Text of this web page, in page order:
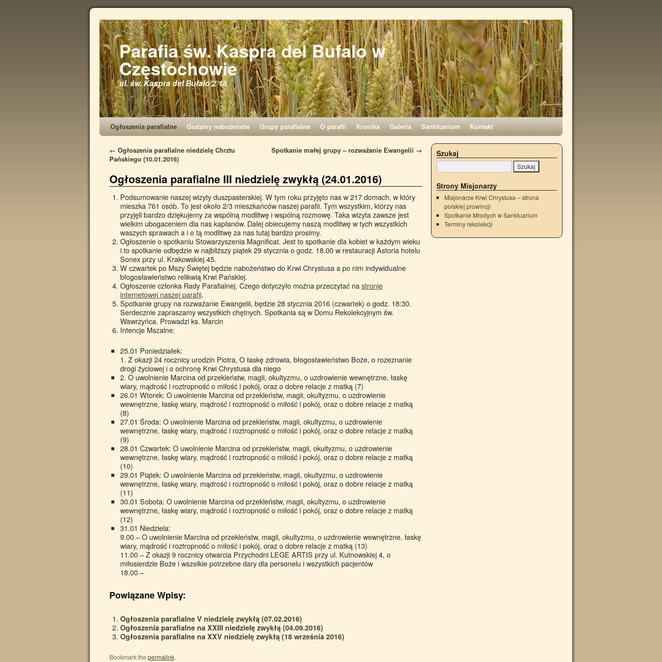
Parafia św. Kaspra del Bufalo w
Częstochowie
ul. św. Kaspra del Bufalo 2/18
Ogłoszenia parafialne Godziny nabożeństw Grupy parafialne O parafii Kronika Galeria Sanktuarium Kontakt
← Ogłoszenia parafialne niedzielę Chrztu
Pańskiego (10.01.2016)
Spotkanie małej grupy – rozważanie Ewangelii →
Ogłoszenia parafialne III niedzielę zwykłą (24.01.2016)
Podsumowanie naszej wizyty duszpasterskiej. W tym roku przyjęto nas w 217 domach, w który
mieszka 761 osób. To jest około 2/3 mieszkańców naszej parafii. Tym wszystkim, którzy nas
przyjęli bardzo dziękujemy za wspólną modlitwę i wspólną rozmowę. Taka wizyta zawsze jest
wielkim ubogaceniem dla nas kapłanów. Dalej obiecujemy naszą modlitwę w tych wszystkich
waszych sprawach a i o tą modlitwę za nas tutaj bardzo prosimy.
Ogłoszenie o spotkaniu Stowarzyszenia Magnificat. Jest to spotkanie dla kobiet w każdym wieku
i to spotkanie odbędzie w najbliższy piątek 29 stycznia o godz. 18.00 w restauracji Astoria hotelu
Sonex przy ul. Krakowskiej 45.
W czwartek po Mszy Świętej będzie nabożeństwo do Krwi Chrystusa a po nim indywidualne
błogosławieństwo relikwią Krwi Pańskiej.
Ogłoszenie członka Rady Parafialnej. Czego dotyczyło można przeczytać na stronie
internetowej naszej parafii.
Spotkanie grupy na rozważanie Ewangelii, będzie 28 stycznia 2016 (czwartek) o godz. 18:30.
Serdecznie zapraszamy wszystkich chętnych. Spotkania są w Domu Rekolekcyjnym św.
Wawrzyńca. Prowadzi ks. Marcin
Intencje Mszalne:
25.01 Poniedziałek:
1. Z okazji 24 rocznicy urodzin Piotra, O łaskę zdrowia, błogosławieństwo Boże, o rozeznanie
drogi życiowej i o ochronę Krwi Chrystusa dla niego
2. O uwolnienie Marcina od przekleństw, magii, okultyzmu, o uzdrowienie wewnętrzne, łaskę
wiary, mądrość i roztropność o miłość i pokój, oraz o dobre relacje z matką (7)
26.01 Wtorek: O uwolnienie Marcina od przekleństw, magii, okultyzmu, o uzdrowienie
wewnętrzne, łaskę wiary, mądrość i roztropność o miłość i pokój, oraz o dobre relacje z matką
(8)
27.01 Środa: O uwolnienie Marcina od przekleństw, magii, okultyzmu, o uzdrowienie
wewnętrzne, łaskę wiary, mądrość i roztropność o miłość i pokój, oraz o dobre relacje z matką
(9)
28.01 Czwartek: O uwolnienie Marcina od przekleństw, magii, okultyzmu, o uzdrowienie
wewnętrzne, łaskę wiary, mądrość i roztropność o miłość i pokój, oraz o dobre relacje z matką
(10)
29.01 Piątek: O uwolnienie Marcina od przekleństw, magii, okultyzmu, o uzdrowienie
wewnętrzne, łaskę wiary, mądrość i roztropność o miłość i pokój, oraz o dobre relacje z matką
(11)
30.01 Sobota: O uwolnienie Marcina od przekleństw, magii, okultyzmu, o uzdrowienie
wewnętrzne, łaskę wiary, mądrość i roztropność o miłość i pokój, oraz o dobre relacje z matką
(12)
31.01 Niedziela:
9.00 – O uwolnienie Marcina od przekleństw, magii, okultyzmu, o uzdrowienie wewnętrzne, łaskę
wiary, mądrość i roztropność o miłość i pokój, oraz o dobre relacje z matką (13)
11.00 – Z okazji 9 rocznicy otwarcia Przychodni LEGE ARTIS przy ul. Kutnowskiej 4, o
miłosierdzie Boże i wszelkie potrzebne dary dla personelu i wszystkich pacjentów
18.00 –
Powiązane Wpisy:
Ogłoszenia parafialne V niedzielę zwykłą (07.02.2016)
Ogłoszenia parafialne na XXIII niedzielę zwykłą (04.09.2016)
Ogłoszenia parafialne na XXV niedzielę zwykłą (18 września 2016)
Bookmark thepermalink.
Szukaj
Strony Misjonarzy
Misjonarze Krwi Chrystusa – strona
polskiej prowincji
Spotkanie Młodych w Sanktuarium
Terminy rekolekcji